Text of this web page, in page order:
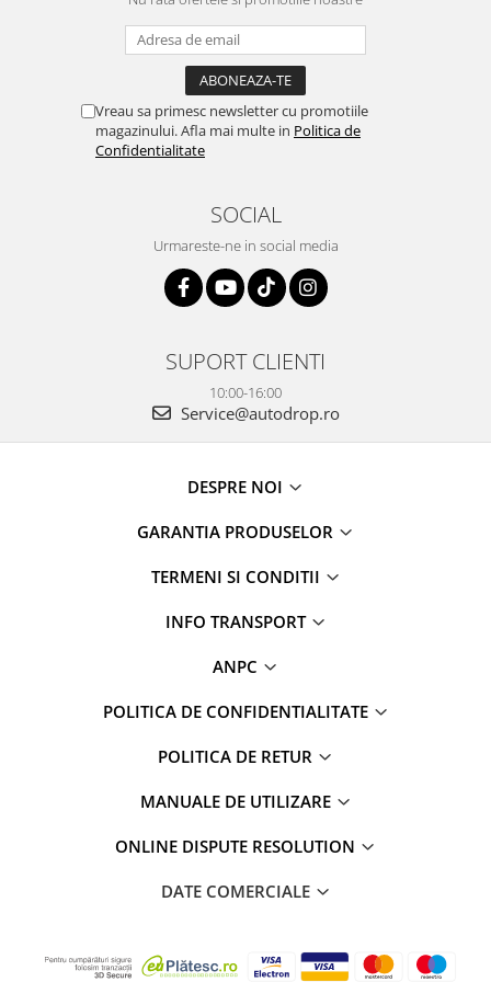
Vreau sa primesc newsletter cu promotiile
magazinului. Afla mai multe in Politica de
Confidentialitate
SOCIAL
Urmareste-ne in social media
SUPORT CLIENTI
10:00-16:00
Service@autodrop.ro
DESPRE NOI
GARANTIA PRODUSELOR
TERMENI SI CONDITII
INFO TRANSPORT
ANPC
POLITICA DE CONFIDENTIALITATE
POLITICA DE RETUR
MANUALE DE UTILIZARE
ONLINE DISPUTE RESOLUTION
DATE COMERCIALE